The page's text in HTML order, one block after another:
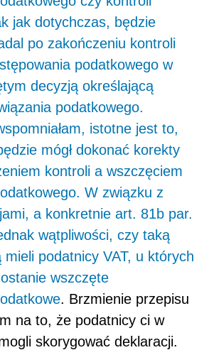
jak dotychczas, będzie
po zakończeniu kontroli
podatkowego w
decyzją określającą
podatkowego.
istotne jest to,
mógł dokonać korekty
kontroli a wszczęciem
W związku z
a konkretnie art. 81b par.
wątpliwości, czy taką
mieli podatnicy VAT, u których
wszczęte
. Brzmienie przepisu
na to, że podatnicy ci w
skorygować deklaracji.